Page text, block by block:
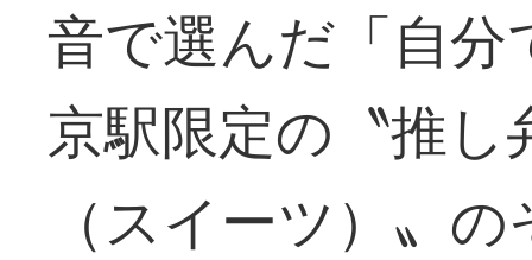
音で選んだ「自
京駅限定の〝推
（スイーツ）〟